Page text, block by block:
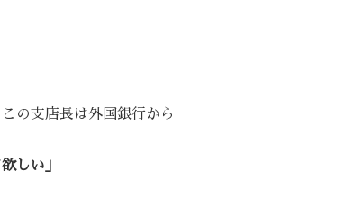
の支店長は外国銀行から
しい」